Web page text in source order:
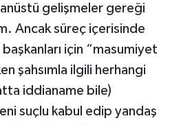
gelişmeler gereği
Ancak süreç içerisinde
için “masumiyet
şahsımla ilgili herhangi
iddianame bile)
suçlu kabul edip yandaş